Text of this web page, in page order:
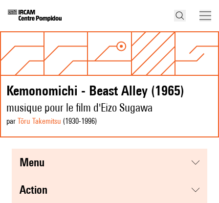
Kemonomichi - Beast Alley (1965)
musique pour le film d'Eizo Sugawa
par Tōru Takemitsu (1930-1996)
menu
action